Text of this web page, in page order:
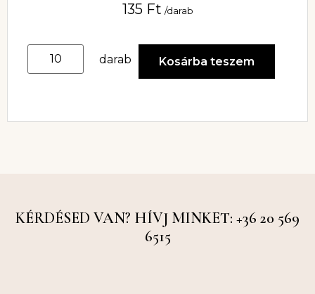
135 Ft /darab
darab Kosárba teszem
KÉRDÉSED VAN? HÍVJ MINKET: +36 20 569
6515